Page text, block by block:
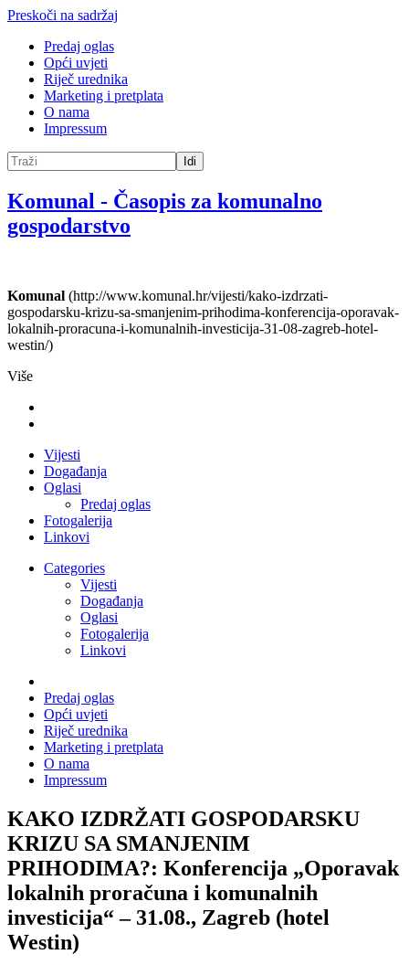
Preskoči na sadržaj
Predaj oglas
Opći uvjeti
Riječ urednika
Marketing i pretplata
O nama
Impressum
Idi
Komunal - Časopis za komunalno
gospodarstvo
Komunal (http://www.komunal.hr/vijesti/kako-izdrzati-
gospodarsku-krizu-sa-smanjenim-prihodima-konferencija-oporavak-
lokalnih-proracuna-i-komunalnih-investicija-31-08-zagreb-hotel-
westin/)
Više
Vijesti
Događanja
Oglasi
Predaj oglas
Fotogalerija
Linkovi
Categories
Vijesti
Događanja
Oglasi
Fotogalerija
Linkovi
Predaj oglas
Opći uvjeti
Riječ urednika
Marketing i pretplata
O nama
Impressum
KAKO IZDRŽATI GOSPODARSKU
KRIZU SA SMANJENIM
PRIHODIMA?: Konferencija „Oporavak
lokalnih proračuna i komunalnih
investicija“ – 31.08., Zagreb (hotel
Westin)